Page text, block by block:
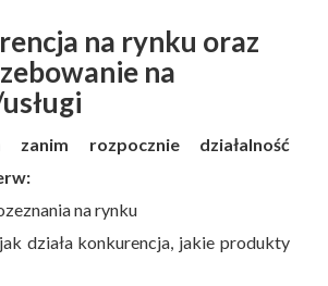
na rynku oraz
na
zanim rozpocznie działalność
na rynku
działa konkurencja, jakie produkty